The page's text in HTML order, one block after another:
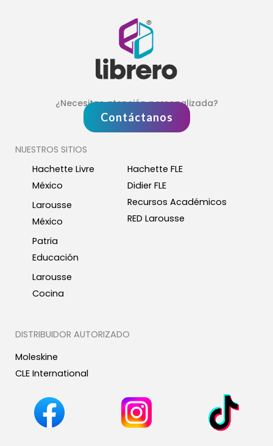
¿Necesitas atención personalizada?
Contáctanos
NUESTROS SITIOS
Hachette Livre
México
Larousse
México
Patria
Educación
Larousse
Cocina
Hachette FLE
Didier FLE
Recursos Académicos
RED Larousse
DISTRIBUIDOR AUTORIZADO
Moleskine
CLE International